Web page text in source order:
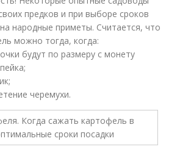
предков и при выборе сроков
народные приметы. Считается, что
можно тогда, когда:
будут по размеру с монету
черемухи.